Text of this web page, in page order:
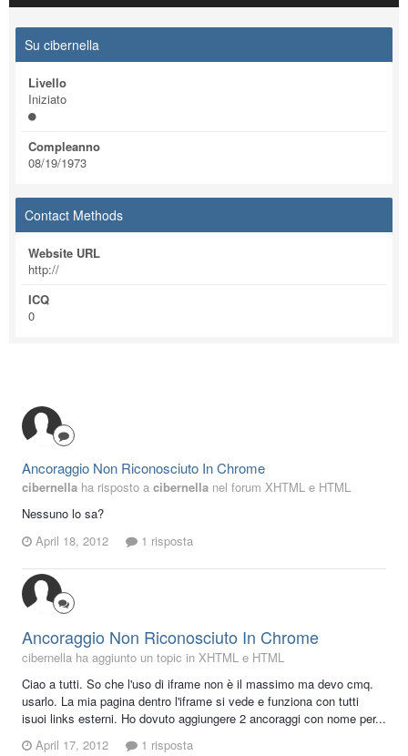
Su cibernella
Livello
Iniziato
Compleanno
08/19/1973
Contact Methods
Website URL
http://
ICQ
0
Ancoraggio Non Riconosciuto In Chrome
cibernella ha risposto a cibernella nel forum XHTML e HTML
Nessuno lo sa?
April 18, 2012
1 risposta
Ancoraggio Non Riconosciuto In Chrome
cibernella ha aggiunto un topic in XHTML e HTML
Ciao a tutti. So che l'uso di iframe non è il massimo ma devo cmq.
usarlo. La mia pagina dentro l'iframe si vede e funziona con tutti
isuoi links esterni. Ho dovuto aggiungere 2 ancoraggi con nome per...
April 17, 2012
1 risposta